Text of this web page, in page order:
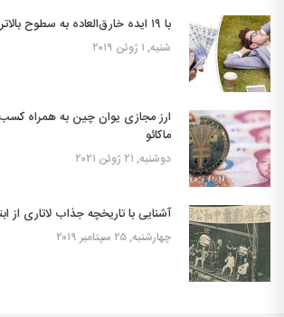
با ۱۹ ایده خارق‌العاده به سطوح بالاتر پیشرفت کنید
شنبه, ۱ ژوئن ۲۰۱۹
ارز مجازی یوان چین به همراه کسب
ماکائو
دوشنبه, ۲۱ ژوئن ۲۰۲۱
آشنایی با تاریخچه جذاب لاتاری از
چهارشنبه, ۲۵ سپتامبر ۲۰۱۹